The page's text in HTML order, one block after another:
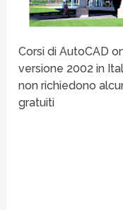
Corsi di AutoCAD
versione 2002 in
non richiedono
gratuiti